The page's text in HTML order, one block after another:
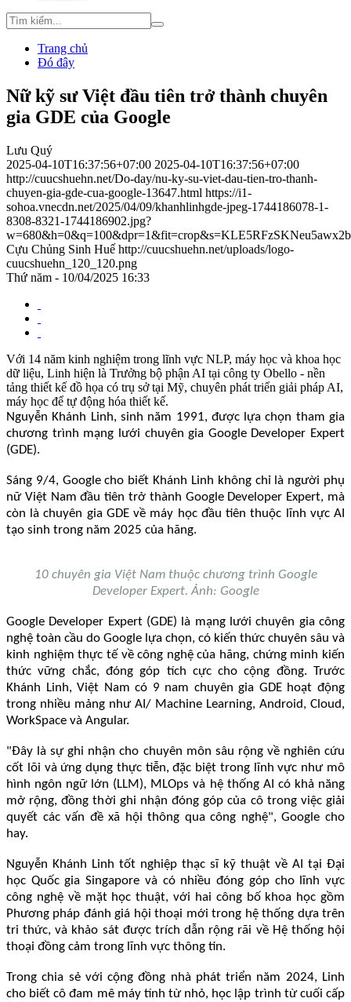
Trang chủ
Đó đây
Nữ kỹ sư Việt đầu tiên trở thành chuyên
gia GDE của Google
Lưu Quý
2025-04-10T16:37:56+07:00 2025-04-10T16:37:56+07:00
http://cuucshuehn.net/Do-day/nu-ky-su-viet-dau-tien-tro-thanh-
chuyen-gia-gde-cua-google-13647.html https://i1-
sohoa.vnecdn.net/2025/04/09/khanhlinhgde-jpeg-1744186078-1-
8308-8321-1744186902.jpg?
Cựu Chủng Sinh Huế http://cuucshuehn.net/uploads/logo-
cuucshuehn_120_120.png
Thứ năm - 10/04/2025 16:33
Với 14 năm kinh nghiệm trong lĩnh vực NLP, máy học và khoa học
dữ liệu, Linh hiện là Trưởng bộ phận AI tại công ty Obello - nền
tảng thiết kế đồ họa có trụ sở tại Mỹ, chuyên phát triển giải pháp AI,
máy học để tự động hóa thiết kế.
Nguyễn Khánh Linh, sinh năm 1991, được lựa chọn tham gia
chương trình mạng lưới chuyên gia Google Developer Expert
(GDE).
Sáng 9/4, Google cho biết Khánh Linh không chỉ là người phụ
nữ Việt Nam đầu tiên trở thành Google Developer Expert, mà
còn là chuyên gia GDE về máy học đầu tiên thuộc lĩnh vực AI
tạo sinh trong năm 2025 của hãng.
10 chuyên gia Việt Nam thuộc chương trình Google
Developer Expert. Ảnh: Google
Google Developer Expert (GDE) là mạng lưới chuyên gia công
nghệ toàn cầu do Google lựa chọn, có kiến thức chuyên sâu và
kinh nghiệm thực tế về công nghệ của hãng, chứng minh kiến
thức vững chắc, đóng góp tích cực cho cộng đồng. Trước
Khánh Linh, Việt Nam có 9 nam chuyên gia GDE hoạt động
trong nhiều mảng như AI/ Machine Learning, Android, Cloud,
WorkSpace và Angular.
"Đây là sự ghi nhận cho chuyên môn sâu rộng về nghiên cứu
cốt lõi và ứng dụng thực tiễn, đặc biệt trong lĩnh vực như mô
hình ngôn ngữ lớn (LLM), MLOps và hệ thống AI có khả năng
mở rộng, đồng thời ghi nhận đóng góp của cô trong việc giải
quyết các vấn đề xã hội thông qua công nghệ", Google cho
hay.
Nguyễn Khánh Linh tốt nghiệp thạc sĩ kỹ thuật về AI tại Đại
học Quốc gia Singapore và có nhiều đóng góp cho lĩnh vực
công nghệ về mặt học thuật, với hai công bố khoa học gồm
Phương pháp đánh giá hội thoại mới trong hệ thống dựa trên
tri thức, và khảo sát được trích dẫn rộng rãi về Hệ thống hội
thoại đồng cảm trong lĩnh vực thông tin.
Trong chia sẻ với cộng đồng nhà phát triển năm 2024, Linh
cho biết cô đam mê máy tính từ nhỏ, học lập trình từ cuối cấp